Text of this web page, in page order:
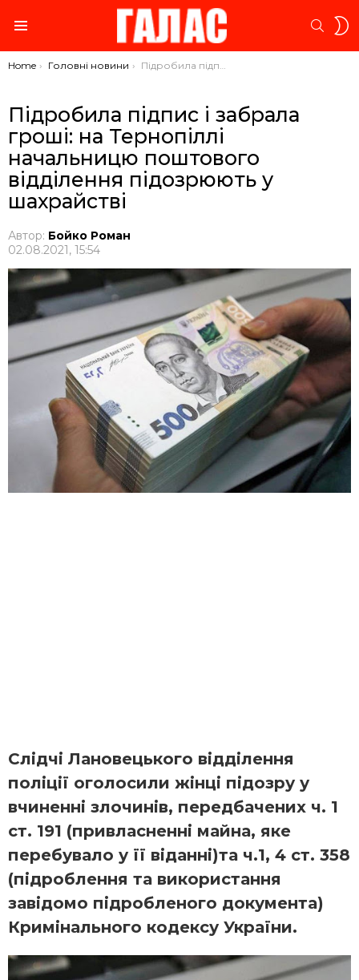
You are here:
Home Головні новини Підробила підпис і забрала гроші: на Тернопіллі начальницю поштового відділення підозрюють у шахрайстві
Підробила підпис і забрала
гроші: на Тернопіллі
начальницю поштового
відділення підозрюють у
шахрайстві
Автор: Бойко Роман
02.08.2021, 15:54
Слідчі Лановецького відділення
поліції оголосили жінці підозру у
вчиненні злочинів, передбачених ч. 1
ст. 191 (привласненні майна, яке
перебувало у її віданні)та ч.1, 4 ст. 358
(підроблення та використання
завідомо підробленого документа)
Кримінального кодексу України.